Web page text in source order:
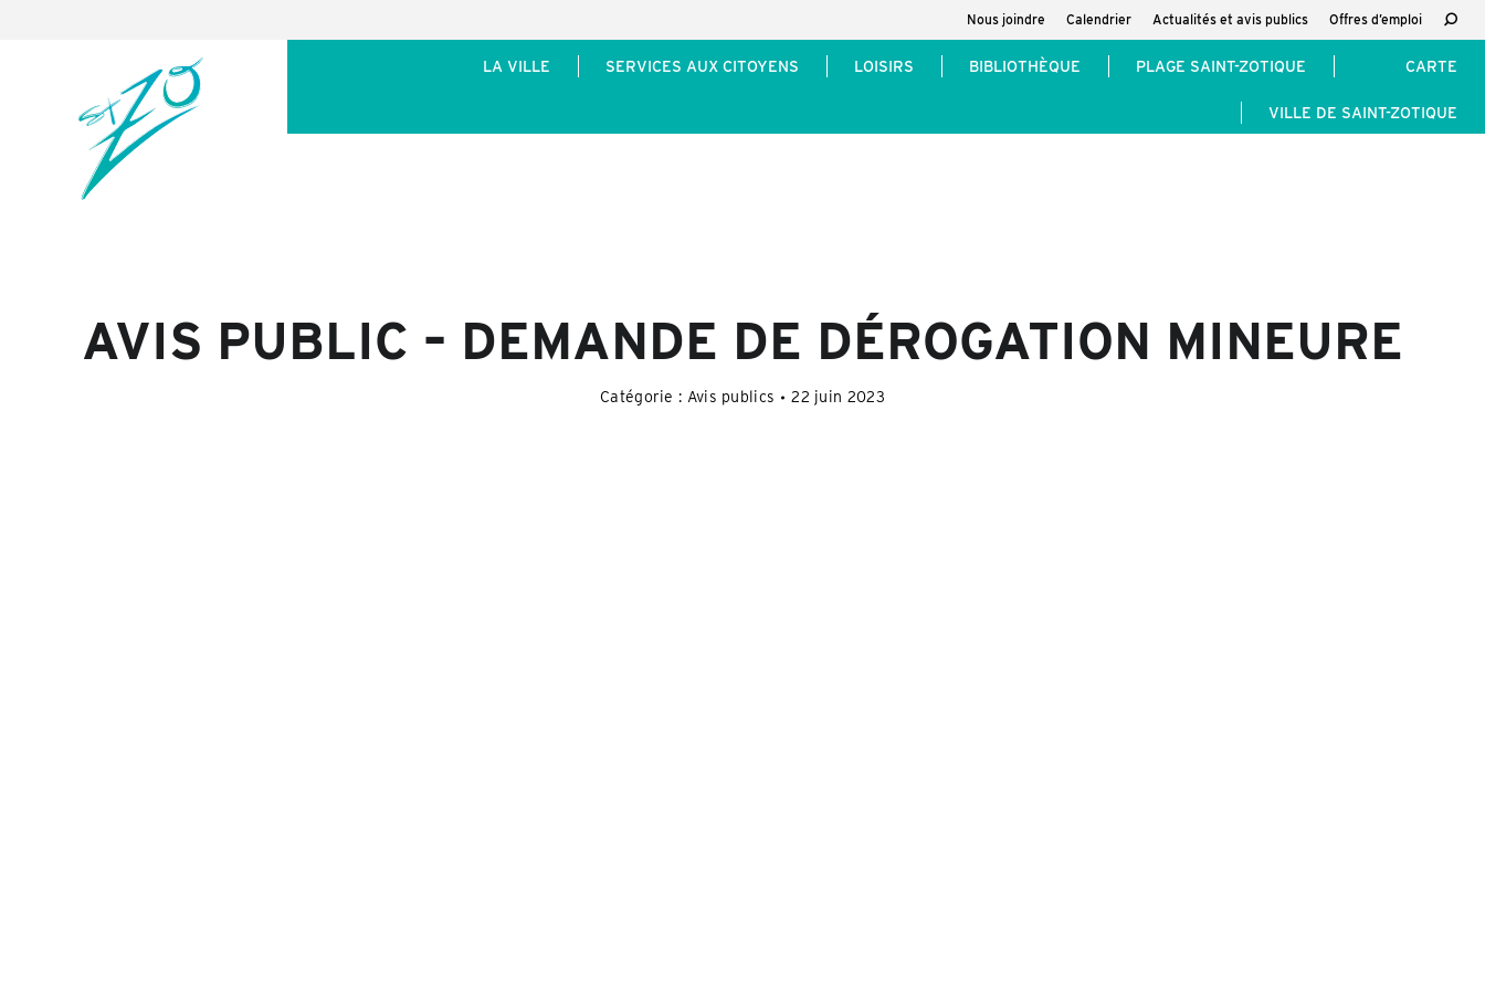
Nous joindre Calendrier Actualités et avis publics Offres d’emploi
:
LA VILLE SERVICES AUX CITOYENS LOISIRS BIBLIOTHÈQUE PLAGE SAINT-ZOTIQUE CARTE
VILLE DE SAINT-ZOTIQUE
AVIS PUBLIC – DEMANDE DE DÉROGATION MINEURE
Catégorie : Avis publics 22 juin 2023